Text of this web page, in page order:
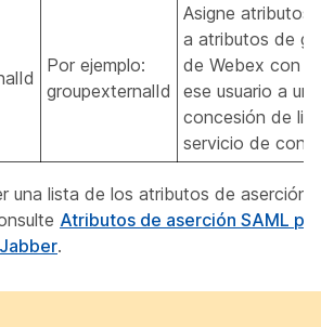
Por ejemplo:
groupexternalId
Asigne atributos
a atributos de
de Webex con
ese usuario a un
concesión de
servicio de
una lista de los atributos de aserción
Atributos de aserción SAML
.